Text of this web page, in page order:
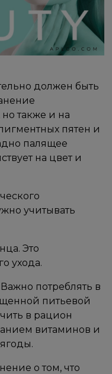
должен быть
также и на
пятен и
палящее
на цвет и
учитывать
Это
ухода.
потреблять в
питьевой
в рацион
витаминов и
о том, что